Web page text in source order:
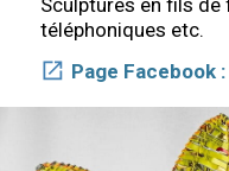
Sculptures en fils
téléphoniques etc.
Page Facebook